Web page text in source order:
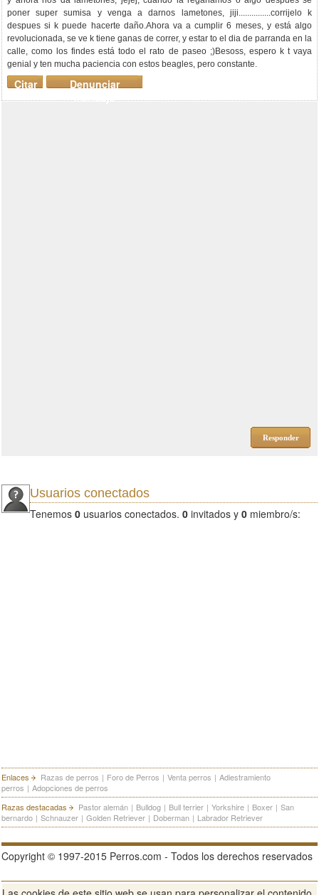
poner super sumisa y venga a darnos lametones, jiji...............corrijelo k
despues si k puede hacerte daño.Ahora va a cumplir 6 meses, y está algo
revolucionada, se ve k tiene ganas de correr, y estar to el dia de parranda en la
calle, como los findes está todo el rato de paseo ;)Besoss, espero k t vaya
genial y ten mucha paciencia con estos beagles, pero constante.
Denunciar
mensaje
Citar
Responder
Usuarios conectados
Tenemos 0 usuarios conectados. 0 invitados y 0 miembro/s:
Enlaces Razas de perros | Foro de Perros | Venta perros | Adiestramiento
perros | Adopciones de perros
Razas destacadas
Pastor alemán | Bulldog | Bull terrier | Yorkshire | Boxer | San
bernardo | Schnauzer | Golden Retriever | Doberman | Labrador Retriever
Copyright © 1997-2015 Perros.com - Todos los derechos reservados